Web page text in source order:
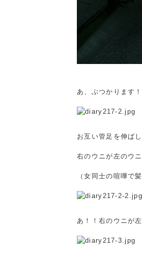
あ、ぶつかります！
お互い管足を伸ば
右のウニが左のウ
（女同士の喧嘩で
あ！！右のウニが